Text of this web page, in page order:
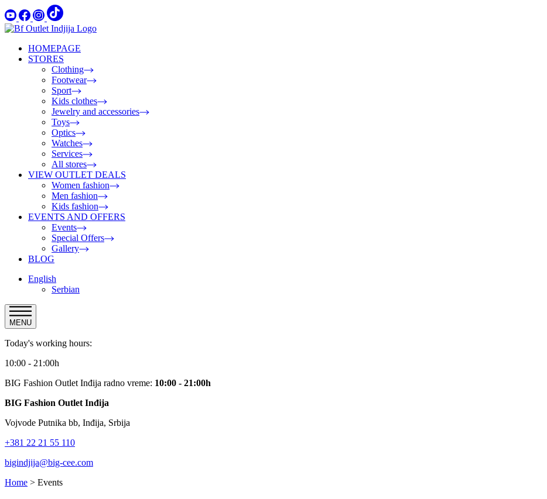
HOMEPAGE
STORES
Clothing
Footwear
Sport
Kids clothes
Jewelry and accessories
Toys
Optics
Watches
Services
All stores
VIEW OUTLET DEALS
Women fashion
Men fashion
Kids fashion
EVENTS AND OFFERS
Events
Special Offers
Gallery
BLOG
English
Serbian
MENU
Today's working hours:
10:00 - 21:00h
BIG Fashion Outlet Inđija radno vreme: 10:00 - 21:00h
BIG Fashion Outlet Inđija
Vojvode Putnika bb, Inđija, Srbija
+381 22 21 55 110
bigindjija@big-cee.com
Home > Events